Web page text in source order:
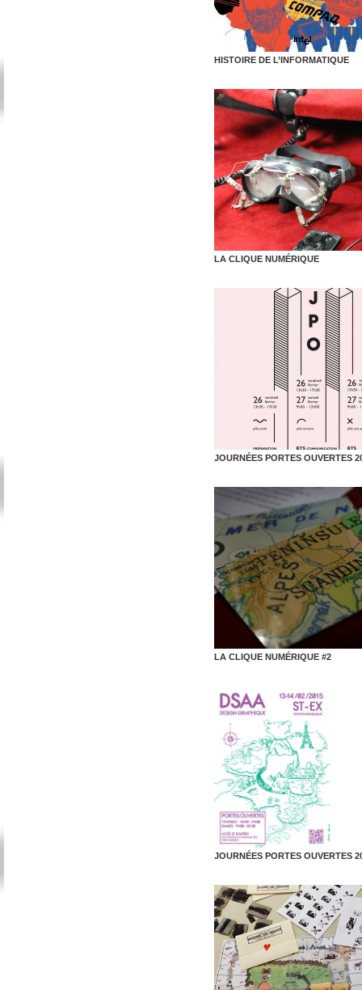
HISTOIRE DE L’INFORMATIQUE
LA CLIQUE NUMÉRIQUE
JOURNÉES PORTES OUVERTES
LA CLIQUE NUMÉRIQUE #2
JOURNÉES PORTES OUVERTES